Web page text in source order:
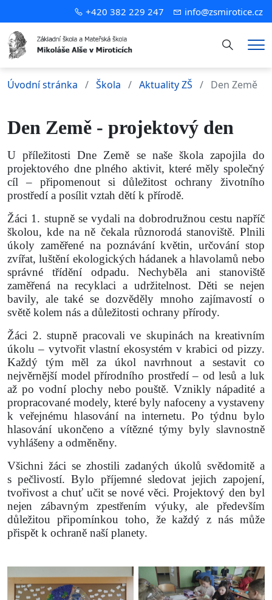
+420 382 229 247 info@zsmirotice.cz
Hledání
Úvodní stránka Škola Aktuality ZŠ Den Země
Den Země - projektový den
U příležitosti Dne Země se naše škola zapojila do
projektového dne plného aktivit, které měly společný
cíl – připomenout si důležitost ochrany životního
prostředí a posílit vztah dětí k přírodě.
Žáci 1. stupně se vydali na dobrodružnou cestu napříč
školou, kde na ně čekala různorodá stanoviště. Plnili
úkoly zaměřené na poznávání květin, určování stop
zvířat, luštění ekologických hádanek a hlavolamů nebo
správné třídění odpadu. Nechyběla ani stanoviště
zaměřená na recyklaci a udržitelnost. Děti se nejen
bavily, ale také se dozvěděly mnoho zajímavostí o
světě kolem nás a důležitosti ochrany přírody.
Žáci 2. stupně pracovali ve skupinách na kreativním
úkolu – vytvořit vlastní ekosystém v krabici od pizzy.
Každý tým měl za úkol navrhnout a sestavit co
nejvěrnější model přírodního prostředí – od lesů a luk
až po vodní plochy nebo pouště. Vznikly nápadité a
propracované modely, které byly nafoceny a vystaveny
k veřejnému hlasování na internetu. Po týdnu bylo
hlasování ukončeno a vítězné týmy byly slavnostně
vyhlášeny a odměněny.
Všichni žáci se zhostili zadaných úkolů svědomitě a
s pečlivostí. Bylo příjemné sledovat jejich zapojení,
tvořivost a chuť učit se nové věci. Projektový den byl
nejen zábavným zpestřením výuky, ale především
důležitou připomínkou toho, že každý z nás může
přispět k ochraně naší planety.